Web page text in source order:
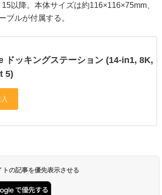
以降。本体サイズは約116×116×75mm、
ブルが付属する。
ドッキングステーション (14-in1, 8K,
5)
の記事を優先表示させる